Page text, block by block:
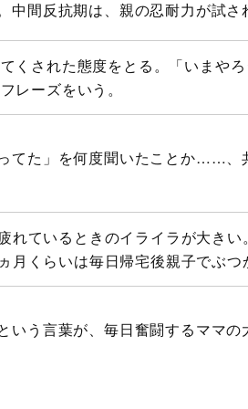
中間反抗期は、親の忍耐力が試さ
くされた態度をとる。「いまや
レーズをいう。
てた」を何度聞いたことか……、
れているときのイライラが大きい
ヵ月くらいは毎日帰宅後親子でぶつ
いう言葉が、毎日奮闘するママの